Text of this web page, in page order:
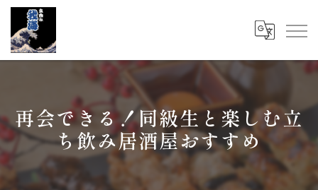
再会できる！同級生と楽しむ立
ち飲み居酒屋おすすめ